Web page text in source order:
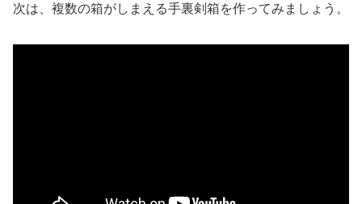
次は、複数の箱がしまえる手裏剣箱を作ってみましょう。